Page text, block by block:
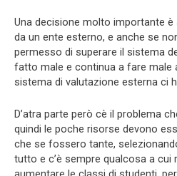
Una decisione molto importante
da un ente esterno, e anche se
permesso di superare il sistema
fatto male e continua a fare male
sistema di valutazione esterna ci
D’atra parte però cè il problema
quindi le poche risorse devono
che se fossero tante,
tutto e c’è sempre qualcosa a cui